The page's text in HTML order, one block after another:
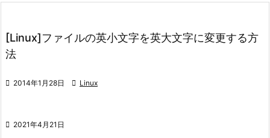
[Linux]ファイルの英小文字を英大文字に変更する方
法
 2014年1月28日  Linux
 2021年4月21日